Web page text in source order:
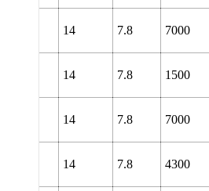
14 7.8 7000
14 7.8 1500
14 7.8 7000
14 7.8 4300